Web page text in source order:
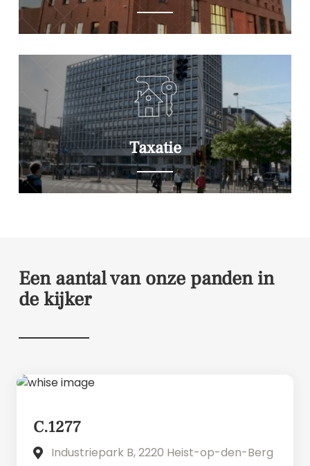
Taxatie
Een aantal van onze panden in
de kijker
C.1277
Industriepark B, 2220 Heist-op-den-Berg